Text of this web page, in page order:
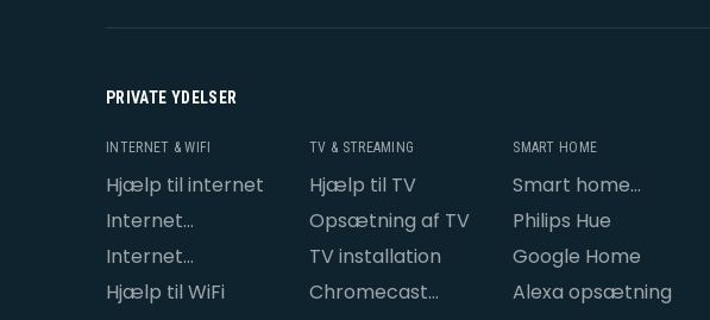
PRIVATE YDELSER
INTERNET & WIFI
Hjælp til internet
Internet
opsætning
Internet
problemer
Hjælp til WiFi
TV & STREAMING
Hjælp til TV
Opsætning af TV
TV installation
Chromecast
SMART HOME
Smart home
opsætning
Philips Hue
Google Home
Alexa opsætning